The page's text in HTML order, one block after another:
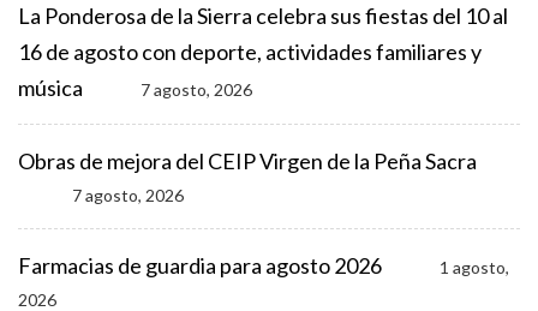
La Ponderosa de la Sierra celebra sus fiestas del 10 al
16 de agosto con deporte, actividades familiares y
música
7 agosto, 2026
Obras de mejora del CEIP Virgen de la Peña Sacra
7 agosto, 2026
Farmacias de guardia para agosto 2026
1 agosto,
2026